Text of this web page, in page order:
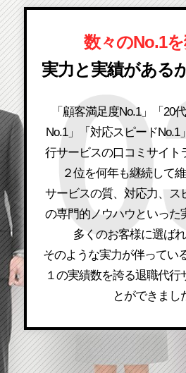
数々のNo.1を
実力と実績がある
「顧客満足度No.1」「20
No.1」「対応スピードNo.1
行サービスの口コミサイト
２位を何年も継続して
サービスの質、対応力、ス
の専門的ノウハウといった
多くのお客様に選ばれ
そのような実力が伴ってい
１の実績数を誇る退職代行
とができまし